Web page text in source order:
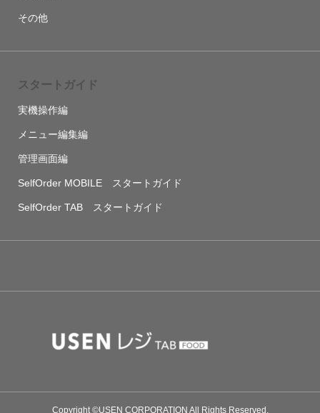
その他
スタートガイド
実機操作編
メニュー編集編
管理画面編
SelfOrder MOBILE スタートガイド
SelfOrder TAB スタートガイド
Copyright ©USEN CORPORATION All Rights Reserved.